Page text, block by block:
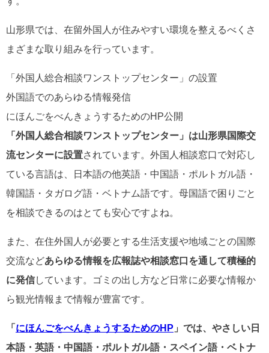
山形県では、在留外国人が住みやすい環境を整えるべくさ
まざまな取り組みを行っています。
「外国人総合相談ワンストップセンター」の設置
外国語でのあらゆる情報発信
にほんごをべんきょうするためのHP公開
「外国人総合相談ワンストップセンター」は山形県国際交
流センターに設置されています。外国人相談窓口で対応し
ている言語は、日本語の他英語・中国語・ポルトガル語・
韓国語・タガログ語・ベトナム語です。母国語で困りごと
を相談できるのはとても安心ですよね。
また、在住外国人が必要とする生活支援や地域ごとの国際
交流などあらゆる情報を広報誌や相談窓口を通して積極的
に発信しています。ゴミの出し方など日常に必要な情報か
ら観光情報まで情報が豊富です。
「 にほんごをべんきょうするためのHP 」では、やさしい日
本語・英語・中国語・ポルトガル語・スペイン語・ベトナ